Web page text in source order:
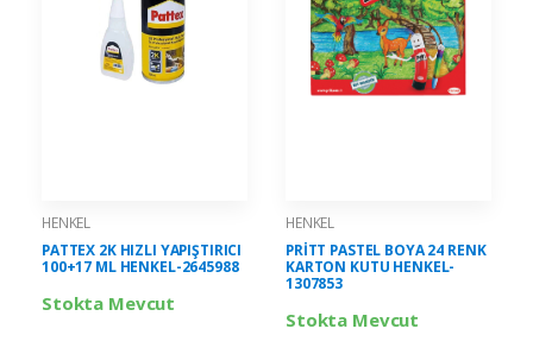
HENKEL
PATTEX 2K HIZLI YAPIŞTIRICI
100+17 ML HENKEL-2645988
Stokta Mevcut
HENKEL
PRİTT PASTEL BOYA 24 RENK
KARTON KUTU HENKEL-
1307853
Stokta Mevcut